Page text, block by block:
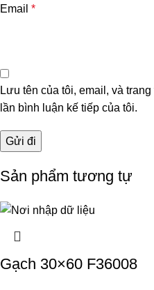
Email *
Lưu tên của tôi, email, và
lần bình luận kế tiếp của tôi.
Sản phẩm tương tự
Gạch 30×60 F36008